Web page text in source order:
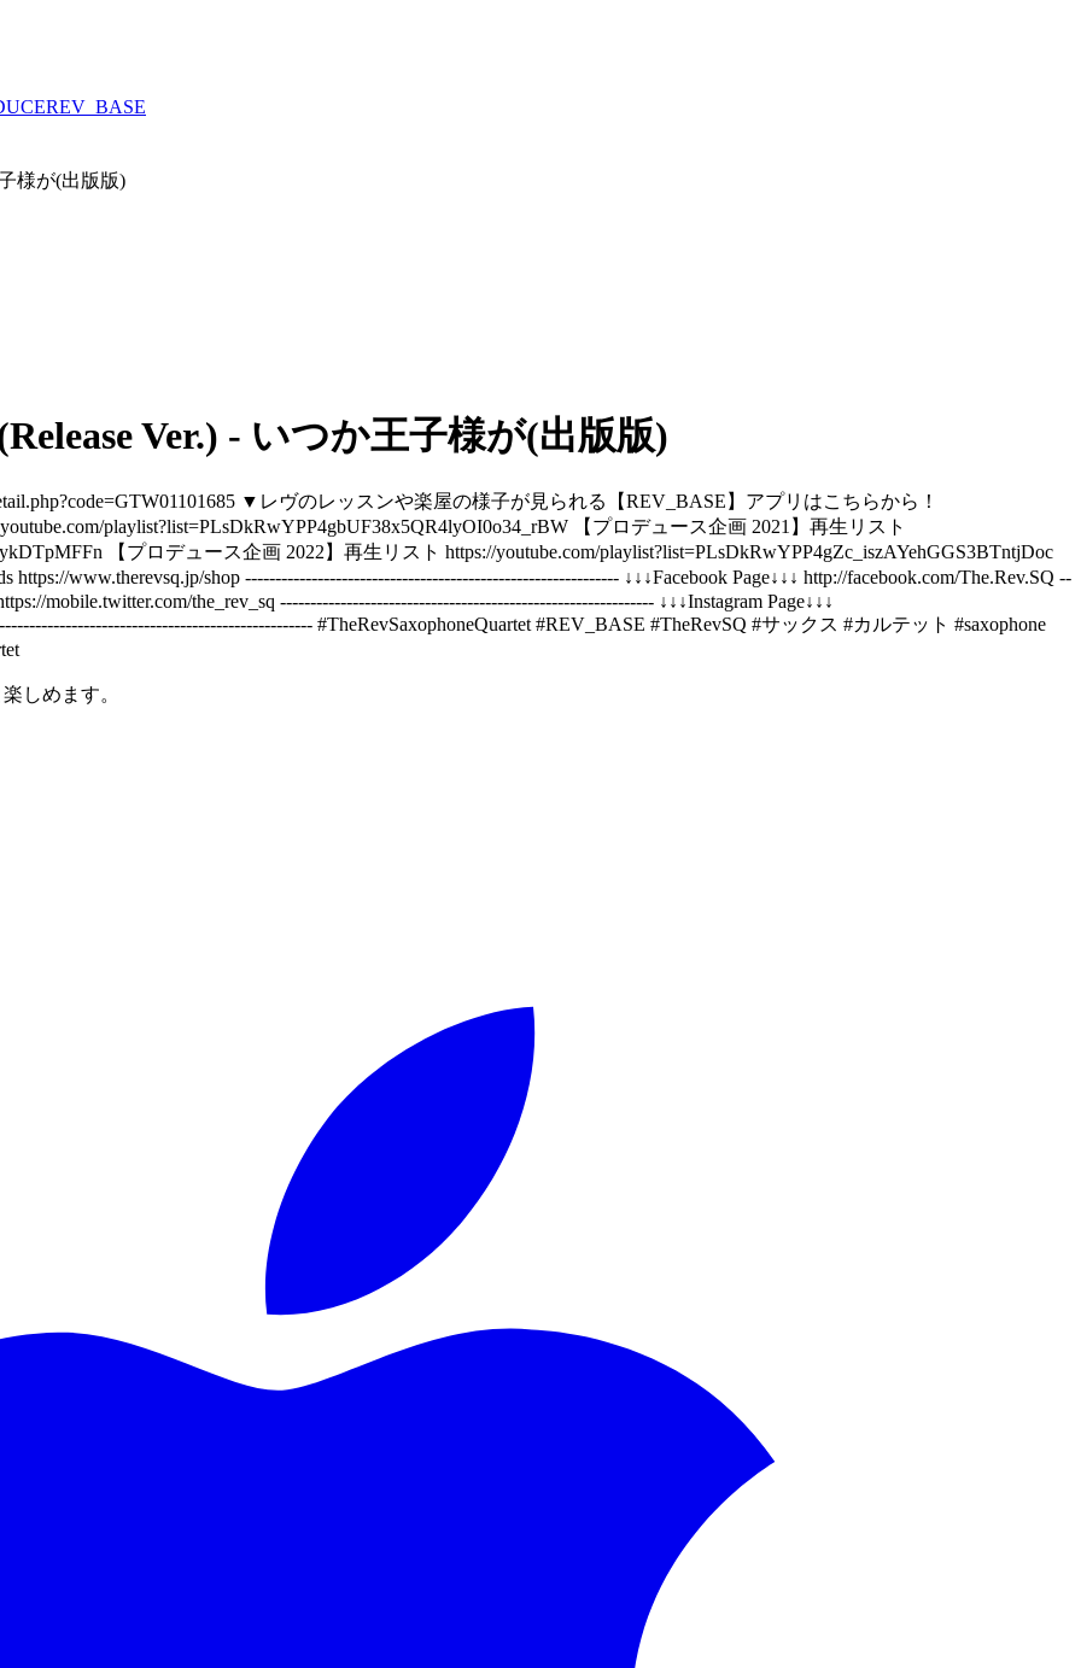
REV_BASE
子様が(出版版)
Ver.) - いつか王子様が(出版版)
▼レヴのレッスンや楽屋の様子が見られる【REV_BASE】アプリはこちらから！
playlist?list=PLsDkRwYPP4gbUF38x5QR4lyOI0o34_rBW 【プロデュース企画 2021】再生リスト
【プロデュース企画 2022】再生リスト https://youtube.com/playlist?list=PLsDkRwYPP4gZc_iszAYehGGS3BTntjDoc
www.therevsq.jp/shop -------------------------------------------------------------- ↓↓↓Facebook Page↓↓↓ http://facebook.com/The.Rev.SQ --
mobile.twitter.com/the_rev_sq -------------------------------------------------------------- ↓↓↓Instagram Page↓↓↓
#TheRevSaxophoneQuartet #REV_BASE #TheRevSQ #サックス #カルテット #saxophone
しめます。